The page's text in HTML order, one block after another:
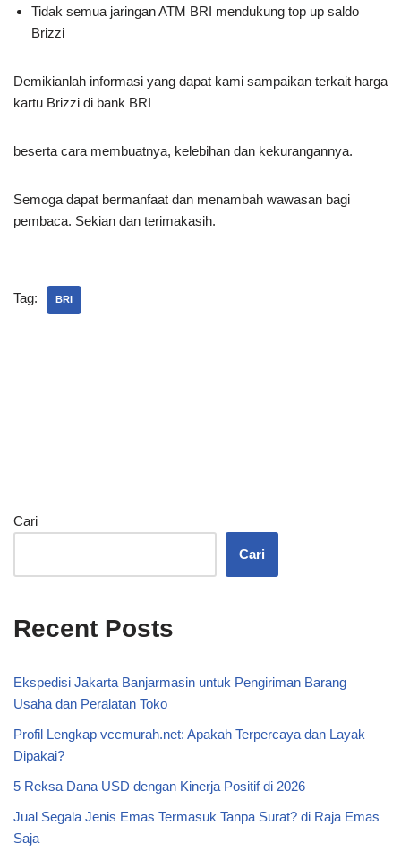
Tidak semua jaringan ATM BRI mendukung top up saldo
Brizzi
Demikianlah informasi yang dapat kami sampaikan terkait harga
kartu Brizzi di bank BRI
beserta cara membuatnya, kelebihan dan kekurangannya.
Semoga dapat bermanfaat dan menambah wawasan bagi
pembaca. Sekian dan terimakasih.
Tag: BRI
Cari
Cari
Recent Posts
Ekspedisi Jakarta Banjarmasin untuk Pengiriman Barang
Usaha dan Peralatan Toko
Profil Lengkap vccmurah.net: Apakah Terpercaya dan Layak
Dipakai?
5 Reksa Dana USD dengan Kinerja Positif di 2026
Jual Segala Jenis Emas Termasuk Tanpa Surat? di Raja Emas
Saja